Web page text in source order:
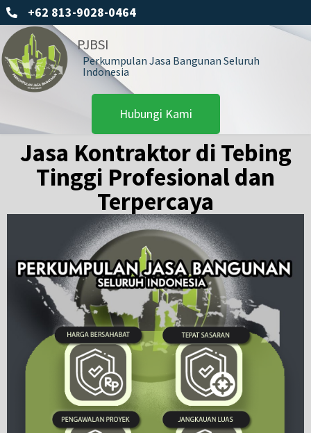
+62 813-9028-0464
PJBSI
Perkumpulan Jasa Bangunan Seluruh
Indonesia
Hubungi Kami
Jasa Kontraktor di Tebing
Tinggi Profesional dan
Terpercaya